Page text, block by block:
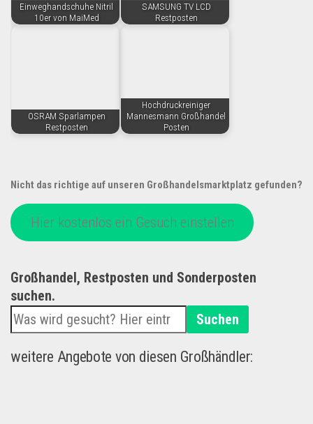
Einweghandschuhe Nitril
10er von MaiMed
SAMSUNG TV LCD
Restposten
OSRAM Sparlampen
Restposten
Hochdruckreiniger
Mannesmann Großhandel
Posten
Nicht das richtige auf unseren Großhandelsmarktplatz gefunden?
Hier kostenlos ein Gesuch einstellen
Großhandel, Restposten und Sonderposten
suchen.
Suchen
weitere Angebote von diesen Großhändler: